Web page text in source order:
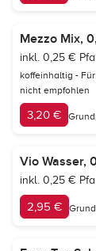
Mezzo Mix,
inkl. 0,25 €
koffeinhaltig -
nicht empfohlen
3,20 €
Vio Wasser,
inkl. 0,25 €
2,95 €